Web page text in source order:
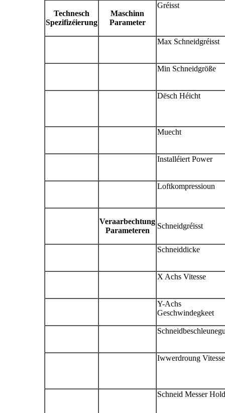
Technesch
Spezifizéierung
Maschinn
Parameter
Gréisst
Max Schneidgréisst
Min Schneidgröße
Dësch Héicht
Muecht
Installéiert Power
Loftkompressioun
Veraarbechtung
Parameteren
Schneidgréisst
Schneiddicke
X Achs Vitesse
Y-Achs
Geschwindegkeet
Iwwerdroung Vitesse
Schneid Messer